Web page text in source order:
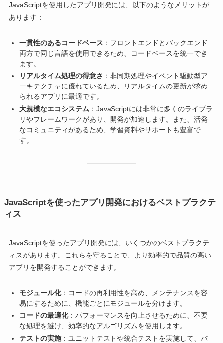
JavaScriptを使用したアプリ開発には、以下のようなメリットが
あります：
一貫性のあるコードベース ：フロントエンドとバックエンド
両方で同じ言語を使用できるため、コードベースを統一でき
ます。
リアルタイム処理の得意さ ：非同期処理やイベント駆動型ア
ーキテクチャに優れているため、リアルタイムの更新が求め
られるアプリに最適です。
大規模なエコシステム ：JavaScriptには非常に多くのライブラ
リやフレームワークがあり、開発が加速します。また、活発
なコミュニティがあるため、学習資料やサポートも豊富で
す。
JavaScriptを使ったアプリ開発におけるベストプラクテ
ィス
JavaScriptを使ったアプリ開発には、いくつかのベストプラクテ
ィスがあります。これらを守ることで、より効率的で品質の高い
アプリを開発することができます。
モジュール化：コードの再利用性を高め、メンテナンスを容
易にするために、機能ごとにモジュールを分けます。
コードの最適化：パフォーマンスを向上させるために、不要
な処理を避け、効率的なアルゴリズムを使用します。
テストの実施：ユニットテストや統合テストを実施して、バ